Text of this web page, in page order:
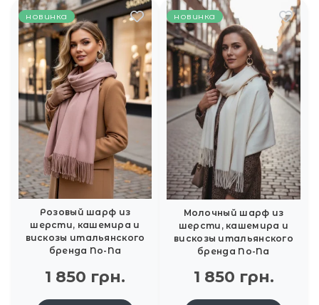
новинка
Розовый шарф из
шерсти, кашемира и
вискозы итальянского
бренда No-Na
1 850 грн.
новинка
Молочный шарф из
шерсти, кашемира и
вискозы итальянского
бренда No-Na
1 850 грн.